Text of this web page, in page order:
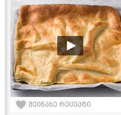
შეინახე რეცეპტი